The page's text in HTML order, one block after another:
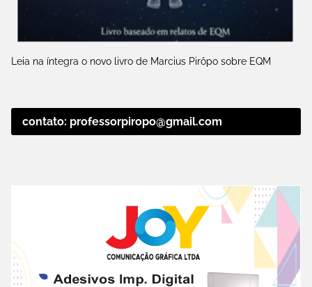
Leia na íntegra o novo livro de Marcius Pirôpo sobre EQM
contato: professorpiropo@gmail.com